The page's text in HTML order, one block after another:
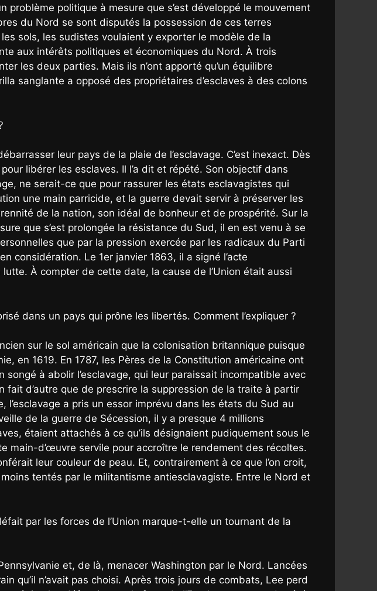
politique à mesure que s’est développé le mouvement
du Nord se sont disputés la possession de ces terres
sols, les sudistes voulaient y exporter le modèle de la
aux intérêts politiques et économiques du Nord. À trois
les deux parties. Mais ils n’ont apporté qu’un équilibre
sanglante a opposé des propriétaires d’esclaves à des colons
leur pays de la plaie de l’esclavage. C’est inexact. Dès
libérer les esclaves. Il l’a dit et répété. Son objectif dans
ne serait-ce que pour rassurer les états esclavagistes qui
une main parricide, et la guerre devait servir à préserver les
de la nation, son idéal de bonheur et de prospérité. Sur la
que s’est prolongée la résistance du Sud, il en est venu à se
que par la pression exercée par les radicaux du Parti
considération. Le 1er janvier 1863, il a signé l’acte
À compter de cette date, la cause de l’Union était aussi
dans un pays qui prône les libertés. Comment l’expliquer ?
sur le sol américain que la colonisation britannique puisque
en 1619. En 1787, les Pères de la Constitution américaine ont
à abolir l’esclavage, qui leur paraissait incompatible avec
fait d’autre que de prescrire la suppression de la traite à partir
a pris un essor imprévu dans les états du Sud au
de la guerre de Sécession, il y a presque 4 millions
étaient attachés à ce qu’ils désignaient pudiquement sous le
main-d’œuvre servile pour accroître le rendement des récoltes.
leur couleur de peau. Et, contrairement à ce que l’on croit,
tentés par le militantisme antiesclavagiste. Entre le Nord et
par les forces de l’Union marque-t-elle un tournant de la
et, de là, menacer Washington par le Nord. Lancées
qu’il n’avait pas choisi. Après trois jours de combats, Lee perd